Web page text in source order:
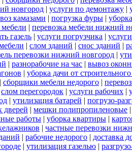
новгород | услуги по демонтажу |
камазами | погрузка фуры | уборка
мебели | перевозка мебели нижний
газель | услуги погрузчика |
| слом зданий | снос зданий |
перевозки нижний новгород |
| разнорабочие на час | вывоз
| уборка дачи от
| сборщики мебели недорого |
слом перегородок | услуги рабочих |
| утилизация батарей | погрузо-
дверей | мешки полипропиленовые |
работы | уборка квартиры |
| частные перевозки
| рабочие недорого | доставка
| утилизация газелью |